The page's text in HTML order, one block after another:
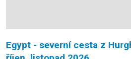
Egypt - severní cesta z